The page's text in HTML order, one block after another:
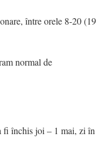
între orele 8-20 (19
normal de
fi închis joi – 1 mai, zi în